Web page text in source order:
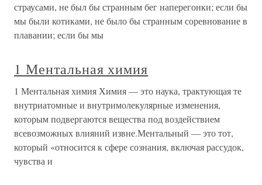
страусами, не был бы странным бег наперегонки; если бы
мы были котиками, не было бы странным соревнование в
плавании; если бы мы
1 Ментальная химия
1 Ментальная химия Химия — это наука, трактующая те
внутриатомные и внутримолекулярные изменения,
которым подвергаются вещества под воздействием
всевозможных влияний извне.Ментальный — это тот,
который «относится к сфере сознания, включая рассудок,
чувства и